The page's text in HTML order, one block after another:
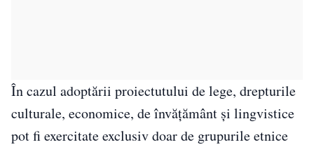
În cazul adoptării proiectutului de lege, drepturile
culturale, economice, de învățământ și lingvistice
pot fi exercitate exclusiv doar de grupurile etnice